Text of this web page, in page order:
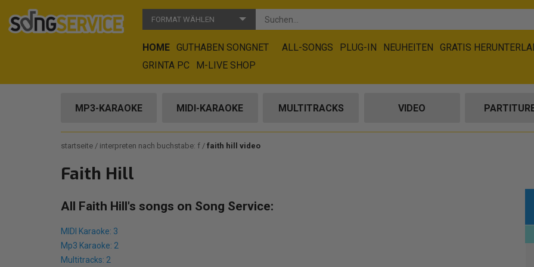
FORMAT WÄHLEN
HOME GUTHABEN SONGNET ALL-SONGS PLUG-IN NEUHEITEN
GRATIS
GRINTA PC
M-LIVE SHOP
MP3-KARAOKE MIDI-KARAOKE MULTITRACKS VIDEO
startseite interpreten nach buchstabe: f faith hill video
Faith Hill
All Faith Hill's songs on Song Service:
MIDI Karaoke: 3
Mp3 Karaoke: 2
Multitracks: 2